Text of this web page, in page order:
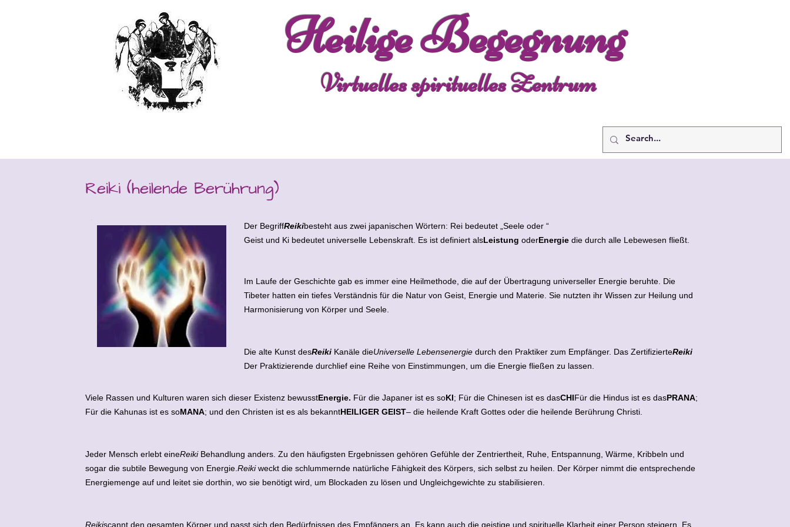
Heilige Begegnung
Virtuelles spirituelles Zentrum
Reiki (heilende Berührung)
Der BegriffReikibesteht aus zwei japanischen Wörtern: Rei bedeutet „Seele oder “
Geist und Ki bedeutet universelle Lebenskraft. Es ist definiert alsLeistung oderEnergie die durch alle Lebewesen fließt.
Im Laufe der Geschichte gab es immer eine Heilmethode, die auf der Übertragung universeller Energie beruhte. Die
Tibeter hatten ein tiefes Verständnis für die Natur von Geist, Energie und Materie. Sie nutzten ihr Wissen zur Heilung und
Harmonisierung von Körper und Seele.
Die alte Kunst desReiki Kanäle dieUniverselle Lebensenergie durch den Praktiker zum Empfänger. Das ZertifizierteReiki
Der Praktizierende durchlief eine Reihe von Einstimmungen, um die Energie fließen zu lassen.
Viele Rassen und Kulturen waren sich dieser Existenz bewusstEnergie. Für die Japaner ist es soKI; Für die Chinesen ist es dasCHIFür die Hindus ist es dasPRANA;
Für die Kahunas ist es soMANA; und den Christen ist es als bekanntHEILIGER GEIST– die heilende Kraft Gottes oder die heilende Berührung Christi.
Jeder Mensch erlebt eineReikiBehandlung anders. Zu den häufigsten Ergebnissen gehören Gefühle der Zentriertheit, Ruhe, Entspannung, Wärme, Kribbeln und
sogar die subtile Bewegung von Energie. Reikiweckt die schlummernde natürliche Fähigkeit des Körpers, sich selbst zu heilen. Der Körper nimmt die entsprechende
Energiemenge auf und leitet sie dorthin, wo sie benötigt wird, um Blockaden zu lösen und Ungleichgewichte zu stabilisieren.
Reikiscannt den gesamten Körper und passt sich den Bedürfnissen des Empfängers an. Es kann auch die geistige und spirituelle Klarheit einer Person steigern. Es